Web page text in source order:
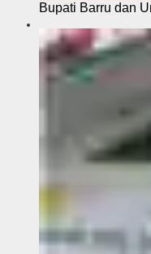
Bupati Barru dan